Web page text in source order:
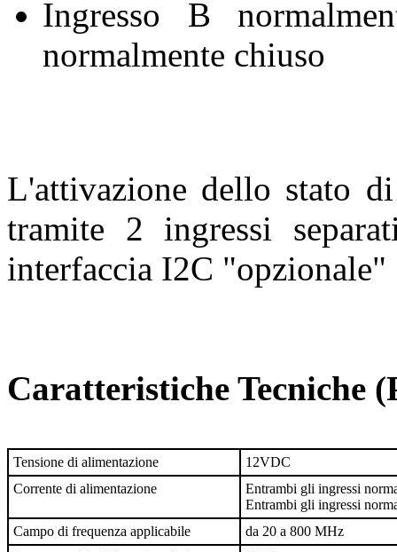
Ingresso B
normalmente chiuso
L'attivazione dello stato
tramite 2 ingressi
interfaccia I2C "opzionale"
Caratteristiche Tecniche
Tensione di alimentazione
12VDC
Corrente di alimentazione
Entrambi gli ingressi
Entrambi gli ingressi
Campo di frequenza applicabile
da 20 a 800 MHz